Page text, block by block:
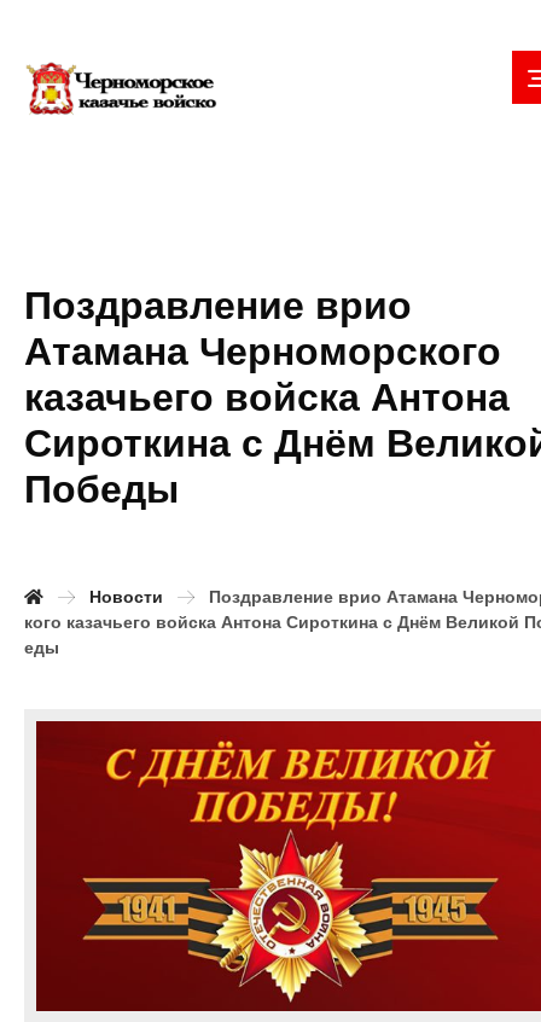
Поздравление врио
Атамана Черноморского
казачьего войска Антона
Сироткина с Днём
Победы
Новости
Поздравление врио Атамана
кого казачьего войска Антона Сироткина с Днём Великой
еды